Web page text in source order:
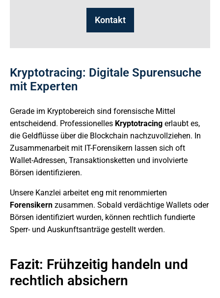
Kontakt
Kryptotracing: Digitale Spurensuche
mit Experten
Gerade im Kryptobereich sind forensische Mittel
entscheidend. Professionelles Kryptotracing erlaubt es,
die Geldflüsse über die Blockchain nachzuvollziehen. In
Zusammenarbeit mit IT-Forensikern lassen sich oft
Wallet-Adressen, Transaktionsketten und involvierte
Börsen identifizieren.
Unsere Kanzlei arbeitet eng mit renommierten
Forensikern zusammen. Sobald verdächtige Wallets oder
Börsen identifiziert wurden, können rechtlich fundierte
Sperr- und Auskunftsanträge gestellt werden.
Fazit: Frühzeitig handeln und
rechtlich absichern